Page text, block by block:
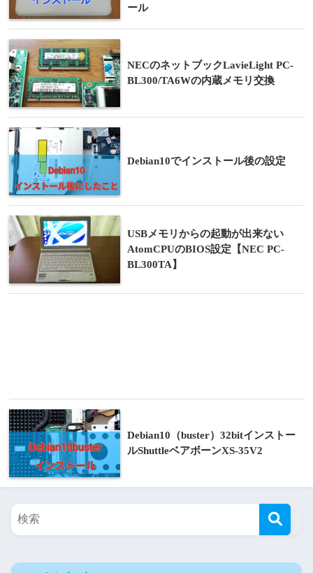
ール
NECのネットブックLavieLight PC-
BL300/TA6Wの内蔵メモリ交換
Debian10でインストール後の設定
USBメモリからの起動が出来ない
AtomCPUのBIOS設定【NEC PC-
BL300TA】
Debian10（buster）32bitインストー
ルShuttleベアボーンXS-35V2